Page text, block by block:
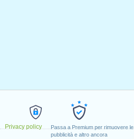
Privacy policy
Passa a Premium per rimuovere le
pubblicità e altro ancora